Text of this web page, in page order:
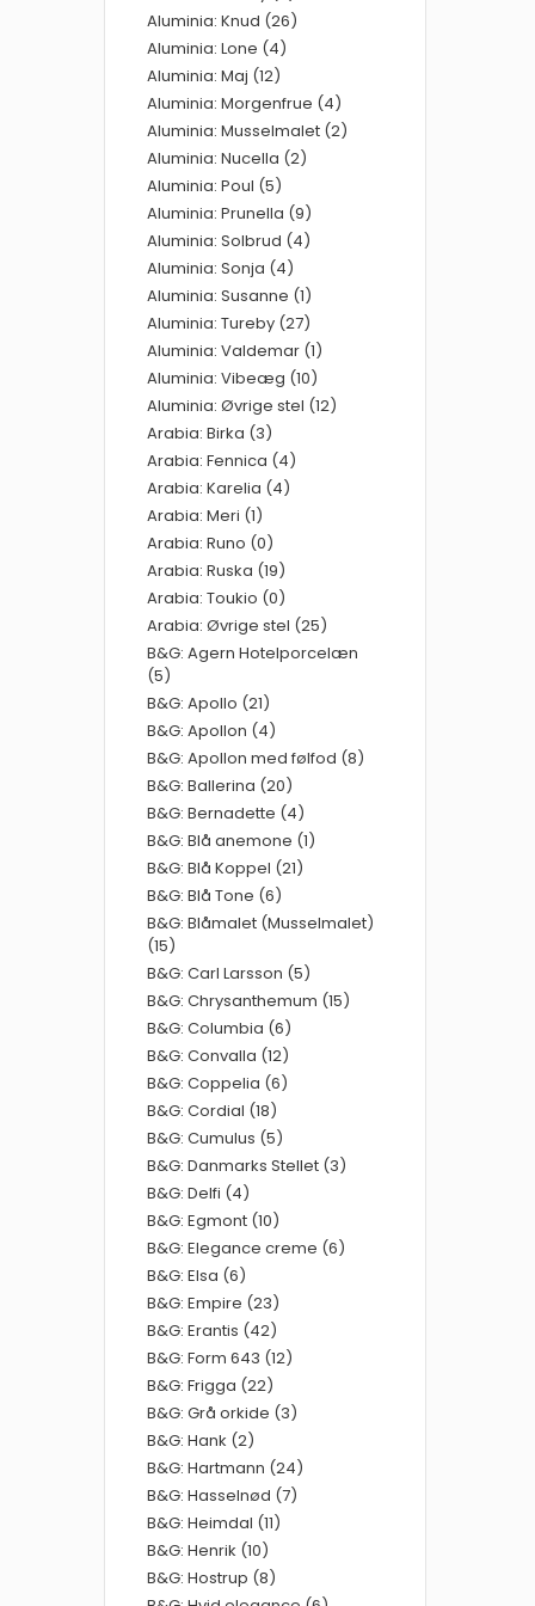
Aluminia: Knud (26)
Aluminia: Lone (4)
Aluminia: Maj (12)
Aluminia: Morgenfrue (4)
Aluminia: Musselmalet (2)
Aluminia: Nucella (2)
Aluminia: Poul (5)
Aluminia: Prunella (9)
Aluminia: Solbrud (4)
Aluminia: Sonja (4)
Aluminia: Susanne (1)
Aluminia: Tureby (27)
Aluminia: Valdemar (1)
Aluminia: Vibeæg (10)
Aluminia: Øvrige stel (12)
Arabia: Birka (3)
Arabia: Fennica (4)
Arabia: Karelia (4)
Arabia: Meri (1)
Arabia: Runo (0)
Arabia: Ruska (19)
Arabia: Toukio (0)
Arabia: Øvrige stel (25)
B&G: Agern Hotelporcelæn
(5)
B&G: Apollo (21)
B&G: Apollon (4)
B&G: Apollon med følfod (8)
B&G: Ballerina (20)
B&G: Bernadette (4)
B&G: Blå anemone (1)
B&G: Blå Koppel (21)
B&G: Blå Tone (6)
B&G: Blåmalet (Musselmalet)
(15)
B&G: Carl Larsson (5)
B&G: Chrysanthemum (15)
B&G: Columbia (6)
B&G: Convalla (12)
B&G: Coppelia (6)
B&G: Cordial (18)
B&G: Cumulus (5)
B&G: Danmarks Stellet (3)
B&G: Delfi (4)
B&G: Egmont (10)
B&G: Elegance creme (6)
B&G: Elsa (6)
B&G: Empire (23)
B&G: Erantis (42)
B&G: Form 643 (12)
B&G: Frigga (22)
B&G: Grå orkide (3)
B&G: Hank (2)
B&G: Hartmann (24)
B&G: Hasselnød (7)
B&G: Heimdal (11)
B&G: Henrik (10)
B&G: Hostrup (8)